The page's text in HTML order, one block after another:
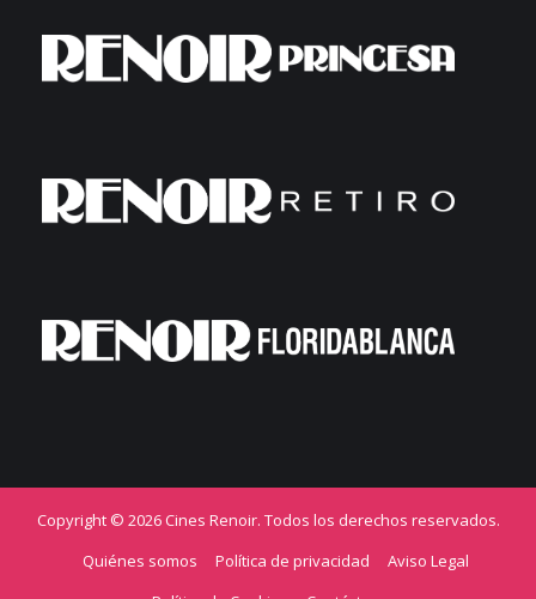
Copyright © 2026 Cines Renoir. Todos los derechos reservados.
Quiénes somos
Política de privacidad
Aviso Legal